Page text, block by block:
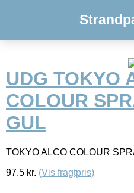
UDG TOKYO
COLOUR
GUL
TOKYO ALCO COLOUR
97.5 kr. (Vis fragtpris)